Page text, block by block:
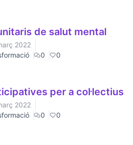
de salut mental
2022
0 0
per a col·lectius
2022
0 0